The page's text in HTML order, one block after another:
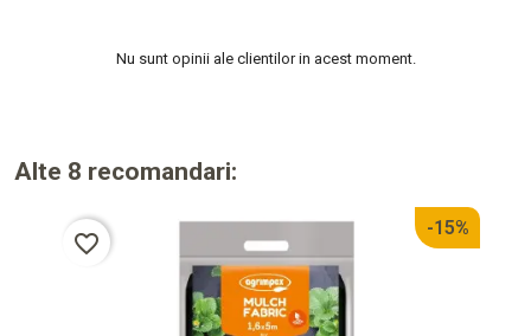
Nu sunt opinii ale clientilor in acest moment.
Alte 8 recomandari:
-15%
favorite_border